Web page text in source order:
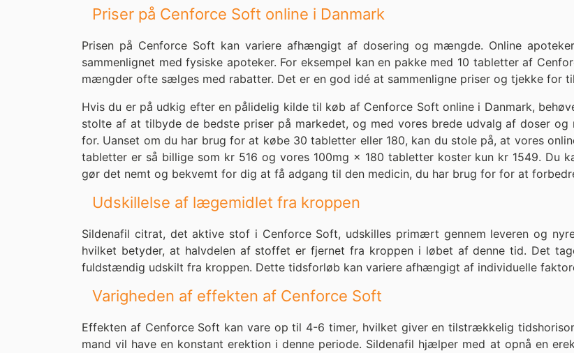
Priser på Cenforce Soft online i Danmark
Prisen på Cenforce Soft kan variere afhængigt af dosering og mængde. Online
sammenlignet med fysiske apoteker. For eksempel kan en pakke med 10 tabletter af
mængder ofte sælges med rabatter. Det er en god idé at sammenligne priser og tjekke for
Hvis du er på udkig efter en pålidelig kilde til køb af Cenforce Soft online i Danmark,
stolte af at tilbyde de bedste priser på markedet, og med vores brede udvalg af doser
for. Uanset om du har brug for at købe 30 tabletter eller 180, kan du stole på, at vores
tabletter er så billige som kr 516 og vores 100mg × 180 tabletter koster kun kr 1549. Du
gør det nemt og bekvemt for dig at få adgang til den medicin, du har brug for for at
Udskillelse af lægemidlet fra kroppen
Sildenafil citrat, det aktive stof i Cenforce Soft, udskilles primært gennem leveren og
hvilket betyder, at halvdelen af stoffet er fjernet fra kroppen i løbet af denne tid. Det
fuldstændig udskilt fra kroppen. Dette tidsforløb kan variere afhængigt af individuelle
Varigheden af effekten af Cenforce Soft
Effekten af Cenforce Soft kan vare op til 4-6 timer, hvilket giver en tilstrækkelig
mand vil have en konstant erektion i denne periode. Sildenafil hjælper med at opnå en